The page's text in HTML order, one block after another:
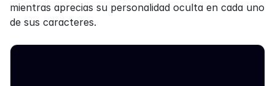
mientras aprecias su personalidad oculta en cada uno
de sus caracteres.